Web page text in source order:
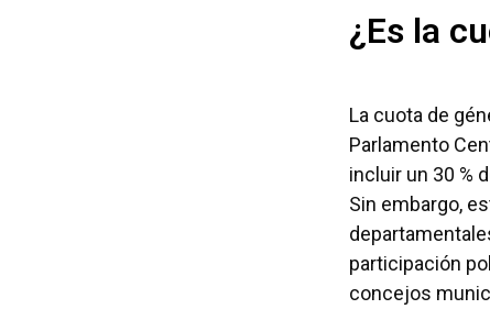
¿Es la
La cuota de
Parlamento
incluir un 30 %
Sin embargo,
participación
concejos